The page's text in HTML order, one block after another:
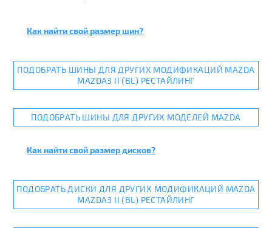
Как найти свой размер шин?
ПОДОБРАТЬ ШИНЫ ДЛЯ ДРУГИХ МОДИФИКАЦИЙ MAZDA
MAZDA3 II (BL) РЕСТАЙЛИНГ
ПОДОБРАТЬ ШИНЫ ДЛЯ ДРУГИХ МОДЕЛЕЙ MAZDA
Как найти свой размер дисков?
ПОДОБРАТЬ ДИСКИ ДЛЯ ДРУГИХ МОДИФИКАЦИЙ MAZDA
MAZDA3 II (BL) РЕСТАЙЛИНГ